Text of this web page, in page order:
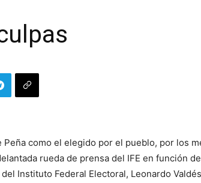
como el elegido por el pueblo, por los
rueda de prensa del IFE en función
Instituto Federal Electoral, Leonardo